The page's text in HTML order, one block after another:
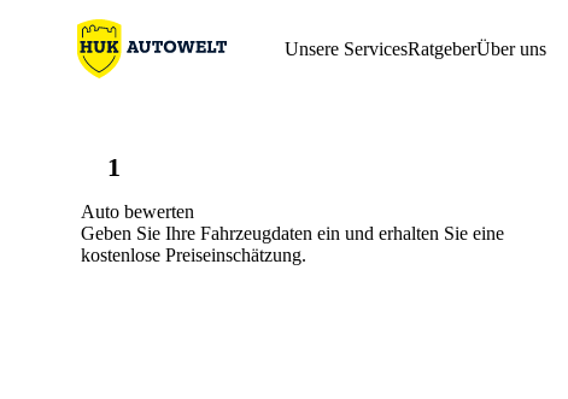
Unsere ServicesRatgeberÜber uns
1
Auto bewerten
Geben Sie Ihre Fahrzeugdaten ein und erhalten Sie eine
kostenlose Preiseinschätzung.